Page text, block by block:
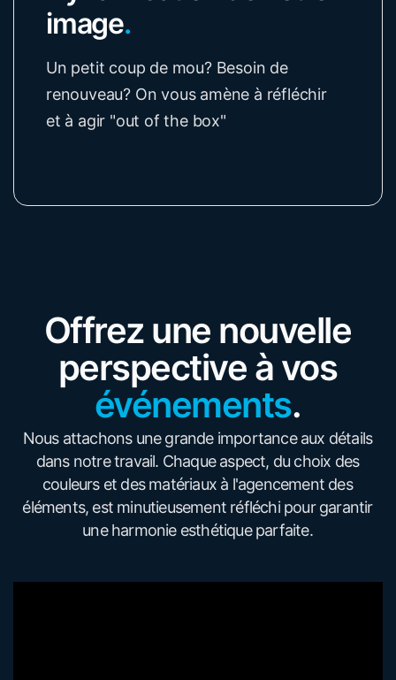
image.
Un petit coup de mou? Besoin de
renouveau? On vous amène à réfléchir
et à agir "out of the box"
Offrez une nouvelle
perspective à vos
événements.
Nous attachons une grande importance aux détails
dans notre travail. Chaque aspect, du choix des
couleurs et des matériaux à l'agencement des
éléments, est minutieusement réfléchi pour garantir
une harmonie esthétique parfaite.